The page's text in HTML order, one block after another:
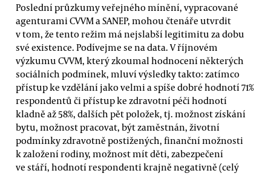
Poslední průzkumy veřejného mínění, vypracované
agenturami CVVM a SANEP, mohou čtenáře utvrdit
v tom, že tento režim má nejslabší legitimitu za dobu
své existence. Podívejme se na data. V říjnovém
výzkumu CVVM, který zkoumal hodnocení některých
sociálních podmínek, mluví výsledky takto: zatímco
přístup ke vzdělání jako velmi a spíše dobré hodnotí 71%
respondentů či přístup ke zdravotní péči hodnotí
kladně až 58%, dalších pět položek, tj. možnost získání
bytu, možnost pracovat, být zaměstnán, životní
podmínky zdravotně postižených, finanční možnosti
k založení rodiny, možnost mít děti, zabezpečení
ve stáří, hodnotí respondenti krajně negativně (celý